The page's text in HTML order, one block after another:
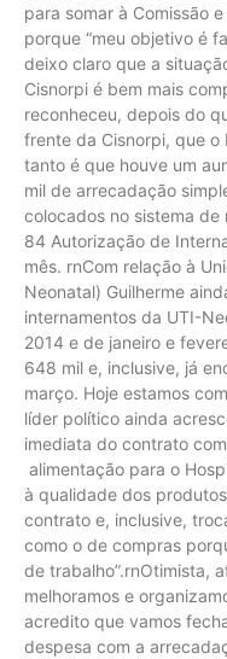
para somar à Comissão
porque “meu objetivo é
deixo claro que a
Cisnorpi é bem mais
reconheceu, depois do
frente da Cisnorpi, que o
tanto é que houve um
mil de arrecadação
colocados no sistema
84 Autorização de
mês. rnCom relação à
Neonatal) Guilherme
internamentos da UTI-
2014 e de janeiro e
648 mil e, inclusive, já
março. Hoje estamos
líder político ainda
imediata do contrato
alimentação para o
à qualidade dos
contrato e, inclusive,
como o de compras
de trabalho”.rnOtimista,
melhoramos e
acredito que vamos
despesa com a